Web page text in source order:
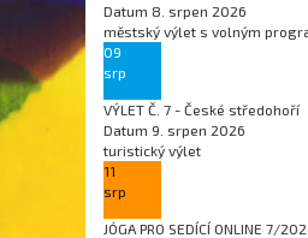
Datum 8. srpen 2026
městský výlet s volným
09
srp
VÝLET Č. 7 - České středohoří
Datum 9. srpen 2026
turistický výlet
11
srp
JÓGA PRO SEDÍCÍ ONLINE 7/